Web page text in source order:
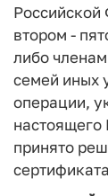
втором -
либо
семей иных
операции,
принято